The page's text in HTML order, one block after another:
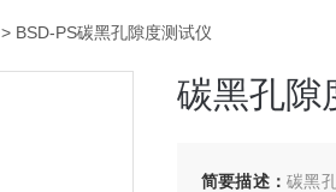
> BSD-PS碳黑孔隙度测试仪
碳黑孔隙
简要描述：碳黑